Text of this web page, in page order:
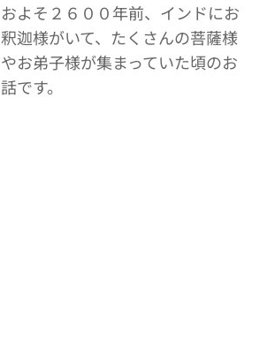
およそ２６００年前、インドにお
釈迦様がいて、たくさんの菩薩様
やお弟子様が集まっていた頃のお
話です。